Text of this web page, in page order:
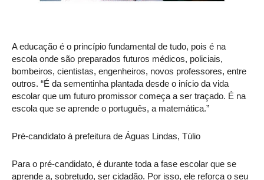
A educação é o princípio fundamental de tudo, pois é na
escola onde são preparados futuros médicos, policiais,
bombeiros, cientistas, engenheiros, novos professores, entre
outros. “É da sementinha plantada desde o início da vida
escolar que um futuro promissor começa a ser traçado. É na
escola que se aprende o português, a matemática.”
Pré-candidato à prefeitura de Águas Lindas, Túlio
Para o pré-candidato, é durante toda a fase escolar que se
aprende a, sobretudo, ser cidadão. Por isso, ele reforça o seu